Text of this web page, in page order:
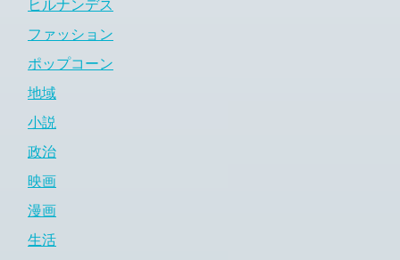
ヒルナンデス
ファッション
ポップコーン
地域
小説
政治
映画
漫画
生活